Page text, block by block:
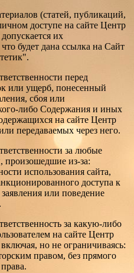
(статей, публикаций,
доступе на сайте Центр
их
будет дана ссылка на Сайт
перед
или ущерб, понесенный
сбоя или
либо Содержания и иных
на сайте Центр
передаваемых через него.
за любые
произошедшие из-за:
использования сайта,
доступа к
или поведение
за какую-либо
на сайте Центр
но не ограничиваясь:
правом, без прямого